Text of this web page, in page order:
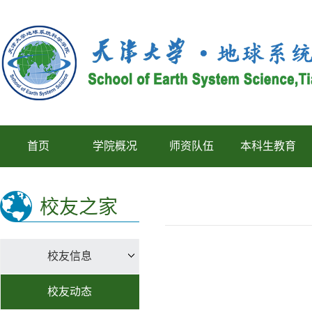
首页 学院概况 师资队伍 本科生教育
校友之家
校友信息
校友动态